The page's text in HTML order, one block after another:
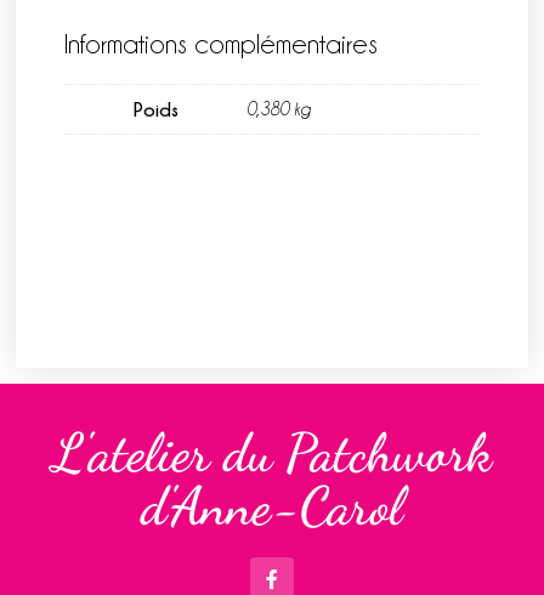
Informations complémentaires
Poids 0,380 kg
L'atelier du Patchwork
d'Anne-Carol